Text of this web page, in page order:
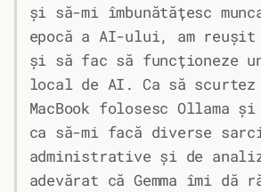
și să-mi îmbunătățesc
epocă a AI-ului, am
și să fac să funcționeze
local de AI. Ca să scurtez
MacBook folosesc Ollama și
ca să-mi facă diverse
administrative și de
adevărat că Gemma îmi dă